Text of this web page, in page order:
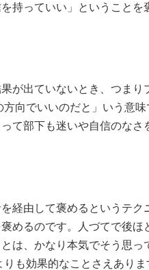
持っていい」ということを
が出ていないとき、つま
方向でいいのだと」いう意
て部下も迷いや自信のなさ
経由して褒めるというテ
めるのです。人づてで後ほ
は、かなり本気でそう思っ
も効果的なことさえありま